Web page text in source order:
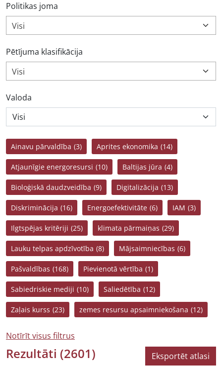
Politikas joma
Visi
Pētījuma klasifikācija
Visi
Valoda
Ainavu pārvaldība (3) Aprites ekonomika (14)
Atjaunīgie energoresursi (10) Baltijas jūra (4)
Bioloģiskā daudzveidība (9) Digitalizācija (13)
Diskriminācija (16) Energoefektivitāte (6) IAM (3)
Ilgtspējas kritēriji (25) klimata pārmaiņas (29)
Lauku telpas apdzīvotība (8) Mājsaimniecības (6)
Pašvaldības (168) Pievienotā vērtība (1)
Sabiedriskie mediji (10) Saliedētība (12)
Zaļais kurss (23) zemes resursu apsaimniekošana (12)
Notīrīt visus filtrus
Rezultāti (2601) Eksportēt atlasi